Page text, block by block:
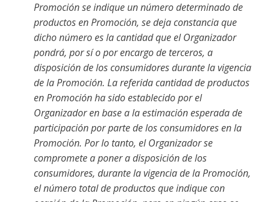
Promoción se indique un número determinado de
productos en Promoción, se deja constancia que
dicho número es la cantidad que el Organizador
pondrá, por sí o por encargo de terceros, a
disposición de los consumidores durante la vigencia
de la Promoción. La referida cantidad de productos
en Promoción ha sido establecido por el
Organizador en base a la estimación esperada de
participación por parte de los consumidores en la
Promoción. Por lo tanto, el Organizador se
compromete a poner a disposición de los
consumidores, durante la vigencia de la Promoción,
el número total de productos que indique con